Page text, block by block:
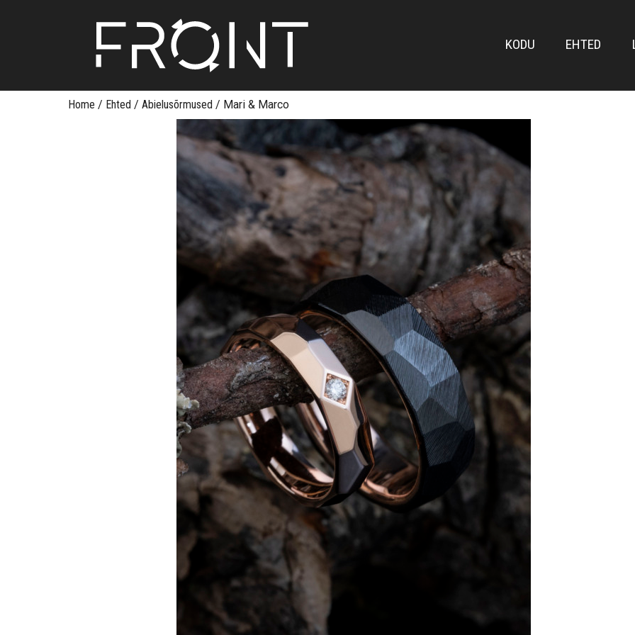
KODU EHTED
Home / Ehted / Abielusõrmused / Mari & Marco